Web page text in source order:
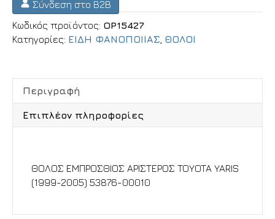
Σύνδεση στο B2B
Κωδικός προϊόντος: OP15427
Κατηγορίες: ΕΙΔΗ ΦΑΝΟΠΟΙΙΑΣ ΘΟΛΟΙ
Περιγραφή
Επιπλέον πληροφορίες
ΘΟΛΟΣ ΕΜΠΡΟΣΘΙΟΣ ΑΡΙΣΤΕΡΟΣ TOYOTA YARIS
(1999-2005) 53876-00010